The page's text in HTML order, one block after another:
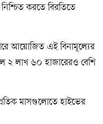
করতে বিরতিতে
আয়োজিত এই বিনামূল্যের
২ লাখ ৬০ হাজারেরও বেশি
মাসগুলোতে হাইভের